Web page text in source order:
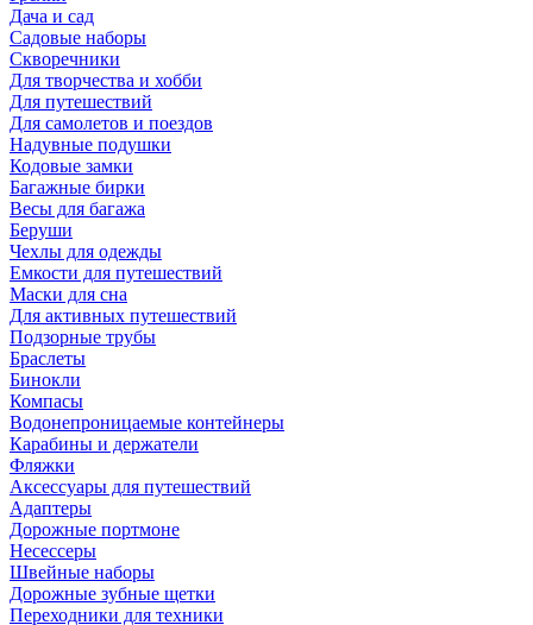
Дача и сад
Садовые наборы
Скворечники
Для творчества и хобби
Для путешествий
Для самолетов и поездов
Надувные подушки
Кодовые замки
Багажные бирки
Весы для багажа
Беруши
Чехлы для одежды
Емкости для путешествий
Маски для сна
Для активных путешествий
Подзорные трубы
Браслеты
Бинокли
Компасы
Водонепроницаемые контейнеры
Карабины и держатели
Фляжки
Аксессуары для путешествий
Адаптеры
Дорожные портмоне
Несессеры
Швейные наборы
Дорожные зубные щетки
Переходники для техники